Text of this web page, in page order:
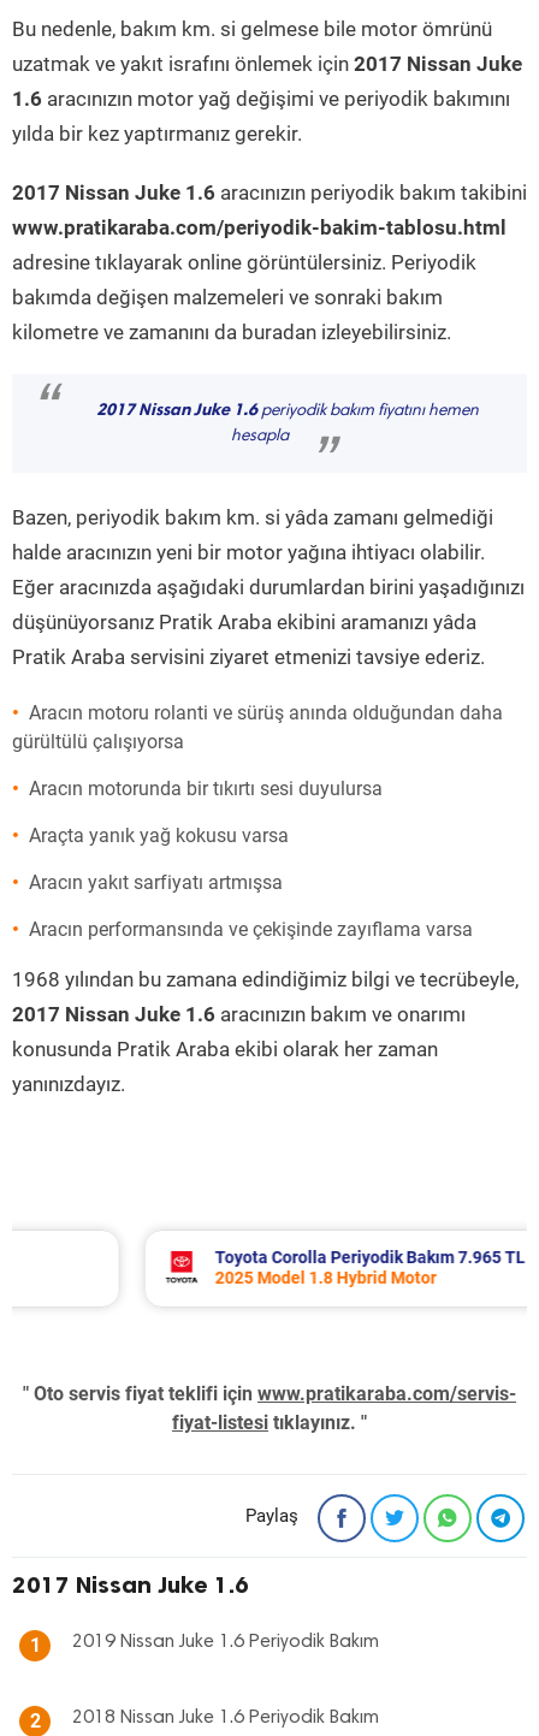
Bu nedenle, bakım km. si gelmese bile motor ömrünü
uzatmak ve yakıt israfını önlemek için 2017 Nissan Juke
1.6 aracınızın motor yağ değişimi ve periyodik bakımını
yılda bir kez yaptırmanız gerekir.
2017 Nissan Juke 1.6 aracınızın periyodik bakım takibini
www.pratikaraba.com/periyodik-bakim-tablosu.html
adresine tıklayarak online görüntülersiniz. Periyodik
bakımda değişen malzemeleri ve sonraki bakım
kilometre ve zamanını da buradan izleyebilirsiniz.
“ 2017 Nissan Juke 1.6periyodik bakım fiyatını hemen
hesapla
”
Bazen, periyodik bakım km. si yâda zamanı gelmediği
halde aracınızın yeni bir motor yağına ihtiyacı olabilir.
Eğer aracınızda aşağıdaki durumlardan birini yaşadığınızı
düşünüyorsanız Pratik Araba ekibini aramanızı yâda
Pratik Araba servisini ziyaret etmenizi tavsiye ederiz.
Aracın motoru rolanti ve sürüş anında olduğundan daha
gürültülü çalışıyorsa
Aracın motorunda bir tıkırtı sesi duyulursa
Araçta yanık yağ kokusu varsa
Aracın yakıt sarfiyatı artmışsa
Aracın performansında ve çekişinde zayıflama varsa
1968 yılından bu zamana edindiğimiz bilgi ve tecrübeyle,
2017 Nissan Juke 1.6 aracınızın bakım ve onarımı
konusunda Pratik Araba ekibi olarak her zaman
yanınızdayız.
Toyota Corolla Periyodik Bakım 7.965 TL
2025 Model 1.8 Hybrid Motor
" Oto servis fiyat teklifi için www.pratikaraba.com/servis-
fiyat-listesi tıklayınız. "
Paylaş
2017 Nissan Juke 1.6
1 2019 Nissan Juke 1.6 Periyodik Bakım
2 2018 Nissan Juke 1.6 Periyodik Bakım